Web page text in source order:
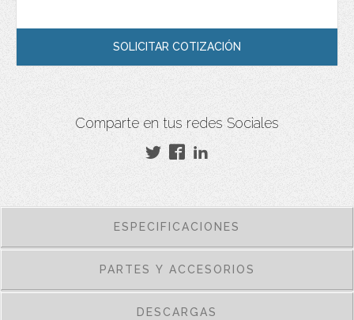
SOLICITAR COTIZACIÓN
Comparte en tus redes Sociales
ESPECIFICACIONES
PARTES Y ACCESORIOS
DESCARGAS